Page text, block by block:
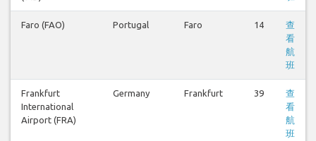
Faro (FAO) Portugal Faro 14
查
看
航
班
Frankfurt
International
Airport (FRA)
Germany Frankfurt 39
查
看
航
班